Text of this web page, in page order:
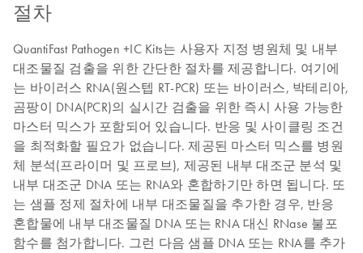
절차
QuantiFast Pathogen +IC Kits는 사용자 지정 병원체 및 내부
대조물질 검출을 위한 간단한 절차를 제공합니다. 여기에
는 바이러스 RNA(원스텝 RT-PCR) 또는 바이러스, 박테리아,
곰팡이 DNA(PCR)의 실시간 검출을 위한 즉시 사용 가능한
마스터 믹스가 포함되어 있습니다. 반응 및 사이클링 조건
을 최적화할 필요가 없습니다. 제공된 마스터 믹스를 병원
체 분석(프라이머 및 프로브), 제공된 내부 대조군 분석 및
내부 대조군 DNA 또는 RNA와 혼합하기만 하면 됩니다. 또
는 샘플 정제 절차에 내부 대조물질을 추가한 경우, 반응
혼합물에 내부 대조물질 DNA 또는 RNA 대신 RNase 불포
함수를 첨가합니다. 그런 다음 샘플 DNA 또는 RNA를 추가